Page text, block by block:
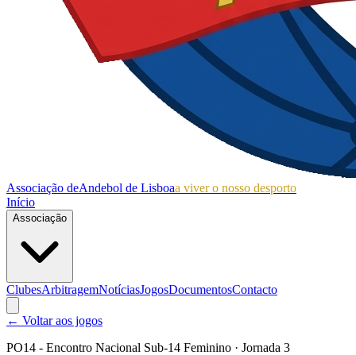
Associação deAndebol de Lisboaa viver o nosso desporto
Início
Associação
ClubesArbitragemNotíciasJogosDocumentosContacto
← Voltar aos jogos
PO14 - Encontro Nacional Sub-14 Feminino · Jornada 3